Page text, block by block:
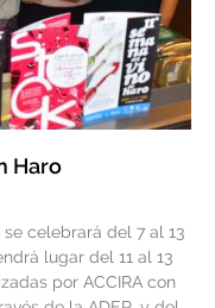
Haro
celebrará del 7 al 13
lugar del 11 al 13
por ACCIRA con